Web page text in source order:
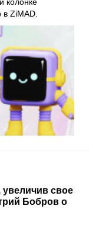
колонке
в ZiMAD.
свое
Бобров о